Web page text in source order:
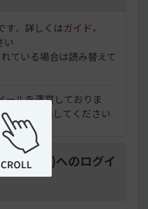
す．詳しくはガイド ，
い
ている場合は読み替えて
ールを運営しておりま
セスを確保してください
ータル)へのログイ